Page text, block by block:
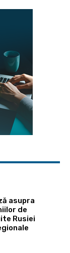
asupra
de
Rusiei